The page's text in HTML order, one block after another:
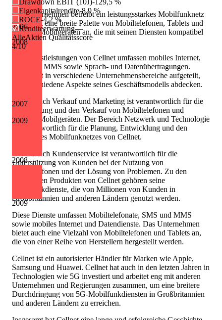
2008
2009
2006
2007
2008
2009
Drawdown EBIT (10J)-129,5 %
Eigenkapitalrendite-8,9 %
ROCE-4,2 %
Renditeerwartung—
AlleAktien Qualitätsscore
4/10
Das Unternehmen betreibt ein leistungsstarkes Mobilfunknetz
und bietet eine breite Palette von Mobiltelefonen, Tablets und
anderen Mobilgeräten an, die mit seinen Diensten kompatibel
sind.
Die Dienstleistungen von Cellnet umfassen mobiles Internet,
SMS und MMS sowie Sprach- und Datenübertragungen.
Cellnet ist in verschiedene Unternehmensbereiche aufgeteilt,
die verschiedene Aspekte seines Geschäftsmodells abdecken.
Der Bereich Verkauf und Marketing ist verantwortlich für die
Vermarktung und den Verkauf von Mobiltelefonen und
anderen Mobilgeräten. Der Bereich Netzwerk und Technologie
ist verantwortlich für die Planung, Entwicklung und den
Betrieb des Mobilfunknetzes von Cellnet.
Der Bereich Kundenservice ist verantwortlich für die
Unterstützung von Kunden bei der Nutzung von
Mobiltelefonen und der Lösung von Problemen. Zu den
wichtigsten Produkten von Cellnet gehören seine
Mobilfunkdienste, die von Millionen von Kunden in
Großbritannien und anderen Ländern genutzt werden.
Diese Dienste umfassen Mobiltelefonate, SMS und MMS
sowie mobiles Internet und Datendienste. Das Unternehmen
bietet auch eine Vielzahl von Mobiltelefonen und Tablets an,
die von einer Reihe von Herstellern hergestellt werden.
Cellnet ist ein autorisierter Händler für Marken wie Apple,
Samsung und Huawei. Cellnet hat auch in den letzten Jahren in
Technologien wie 5G investiert und arbeitet eng mit anderen
Unternehmen und Regierungen zusammen, um eine breitere
Durchdringung von 5G-Mobilfunkdiensten in Großbritannien
und anderen Ländern zu erreichen.